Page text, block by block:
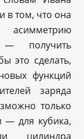
в том, что она
— получить
это сделать,
функций
заряда
только
— для кубика,
цилиндра